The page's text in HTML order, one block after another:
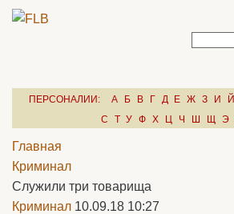
ПЕРСОНАЛИИ: А Б В Г Д Е Ж З И Й
С
Т У Ф Х Ц Ч Ш Щ Э
Главная
Криминал
Служили три товарища
Криминал 10.09.18 10:27